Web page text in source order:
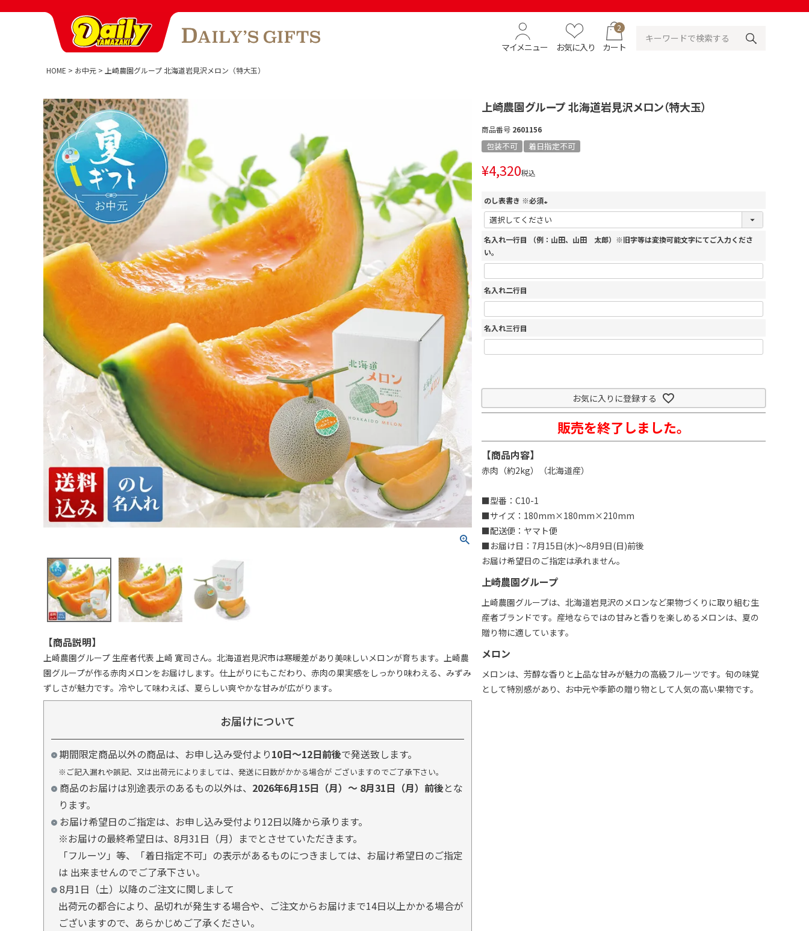
マイメニュー お気に入り
2
カート
HOME お中元 上崎農園グループ 北海道岩見沢メロン（特大玉）
【商品説明】
上崎農園グループ 生産者代表 上崎 寛司さん。北海道岩見沢市は寒暖差があり美味しいメロンが育ちます。上崎農
園グループが作る赤肉メロンをお届けします。仕上がりにもこだわり、赤肉の果実感をしっかり味わえる、みずみ
ずしさが魅力です。冷やして味わえば、夏らしい爽やかな甘みが広がります。
お届けについて
期間限定商品以外の商品は、お申し込み受付より10日～12日前後で発送致します。
※ご記入漏れや誤記、又は出荷元によりましては、発送に日数がかかる場合が ございますのでご了承下さい。
商品のお届けは別途表示のあるもの以外は、 2026年6月15日（月）～ 8月31日（月）前後とな
ります。
お届け希望日のご指定は、お申し込み受付より12日以降から承ります。
※お届けの最終希望日は、8月31日（月）までとさせていただきます。
「フルーツ」等、「着日指定不可」の表示があるものにつきましては、お届け希望日のご指定
は 出来ませんのでご了承下さい。
8月1日（土）以降のご注文に関しまして
出荷元の都合により、品切れが発生する場合や、ご注文からお届けまで14日以上かかる場合が
ございますので、あらかじめご了承ください。
上崎農園グループ 北海道岩見沢メロン（特大玉）
商品番号 2601156
包装不可 着日指定不可
¥4,320税込
のし表書き ※必須
(
必
須
名入れ一行目 （例：山田、山田 太郎）※旧字等は変換可能文字にてご入力くださ
い。
名入れ二行目
名入れ三行目
お気に入りに登録する
販売を終了しました。
【商品内容】
赤肉（約2kg）（北海道産）
■型番：C10-1
■サイズ：180mm×180mm×210mm
■配送便：ヤマト便
■お届け日：7月15日(水)～8月9日(日)前後
お届け希望日のご指定は承れません。
上崎農園グループ
上崎農園グループは、北海道岩見沢のメロンなど果物づくりに取り組む生
産者ブランドです。産地ならではの甘みと香りを楽しめるメロンは、夏の
贈り物に適しています。
メロン
メロンは、芳醇な香りと上品な甘みが魅力の高級フルーツです。旬の味覚
として特別感があり、お中元や季節の贈り物として人気の高い果物です。